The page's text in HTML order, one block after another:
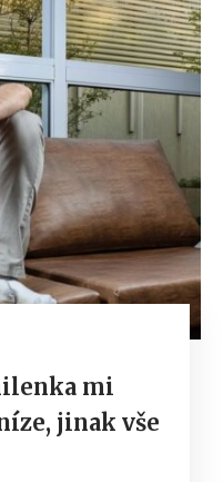
mi
jinak vše